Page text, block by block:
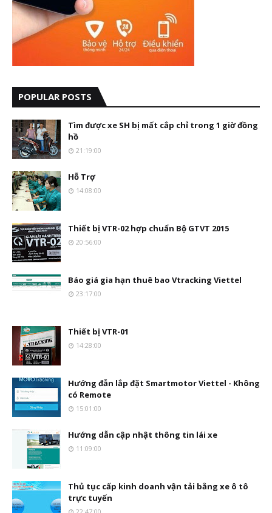
POPULAR POSTS
Tìm được xe SH bị mất cắp chỉ trong 1 giờ đồng
hồ
21:19:00
Hỗ Trợ
14:08:00
Thiết bị VTR-02 hợp chuẩn Bộ GTVT 2015
20:56:00
Báo giá gia hạn thuê bao Vtracking Viettel
23:17:00
Thiết bị VTR-01
14:28:00
Hướng đẫn lắp đặt Smartmotor Viettel - Không
có Remote
15:01:00
Hướng dẫn cập nhật thông tin lái xe
11:09:00
Thủ tục cấp kinh doanh vận tải bằng xe ô tô
trực tuyến